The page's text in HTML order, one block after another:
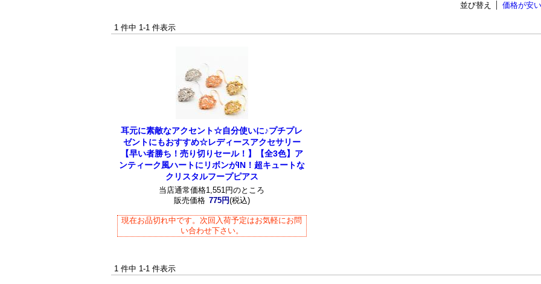
並び替え 価格が安
1 件中 1-1 件表示
耳元に素敵なアクセント☆自分使いに♪プチプレ
ゼントにもおすすめ☆レディースアクセサリー
【早い者勝ち！売り切りセール！】【全3色】ア
ンティーク風ハートにリボンがIN！超キュートな
クリスタルフープピアス
当店通常価格1,551円のところ
販売価格 775円(税込)
現在お品切れ中です。次回入荷予定はお気軽にお問
い合わせ下さい。
1 件中 1-1 件表示